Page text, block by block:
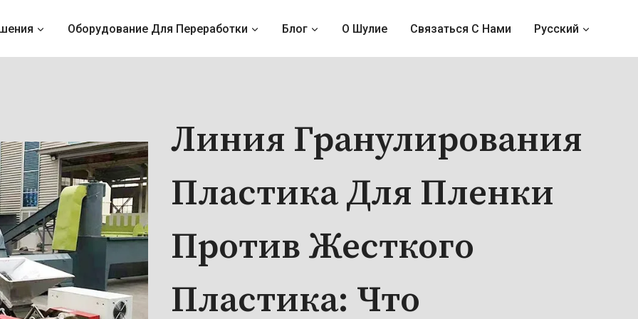
Оборудование Для Переработки Блог О Шулие Связаться С Нами Русский
Линия Гранулирования
Пластика Для Пленки
Против Жесткого
Пластика: Что